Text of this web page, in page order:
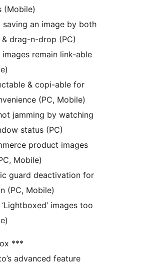
(Mobile)
saving an image by both
drag-n-drop (PC)
remain link-able
& copi-able for
(PC, Mobile)
jamming by watching
status (PC)
product images
Mobile)
guard deactivation for
(PC, Mobile)
images too
***
advanced feature